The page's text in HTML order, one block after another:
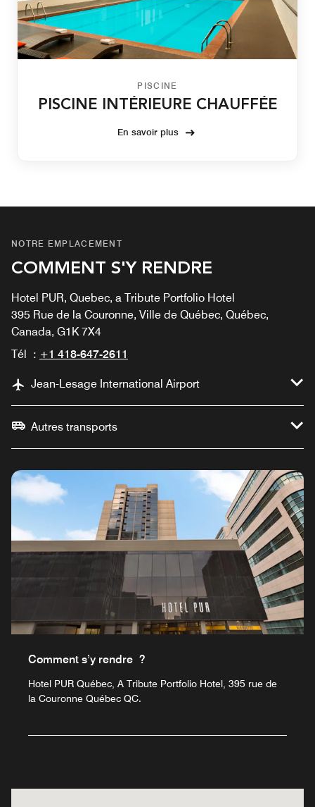
PISCINE
PISCINE INTÉRIEURE CHAUFFÉE
En savoir plus
NOTRE EMPLACEMENT
COMMENT S'Y RENDRE
Hotel PUR, Quebec, a Tribute Portfolio Hotel
395 Rue de la Couronne, Ville de Québec, Québec,
Canada, G1K 7X4
Tél : +1 418-647-2611
Jean-Lesage International Airport
Autres transports
Comment s’y rendre ?
Hotel PUR Québec, A Tribute Portfolio Hotel, 395 rue de
la Couronne Québec QC.